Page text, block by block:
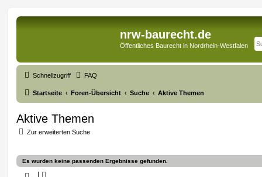
nrw-baurecht.de
Öffentliches Baurecht in Nordrhein-Westfalen
Schnellzugriff FAQ
Startseite Foren-Übersicht Suche Aktive Themen
Aktive Themen
Zur erweiterten Suche
Es wurden keine passenden Ergebnisse gefunden.